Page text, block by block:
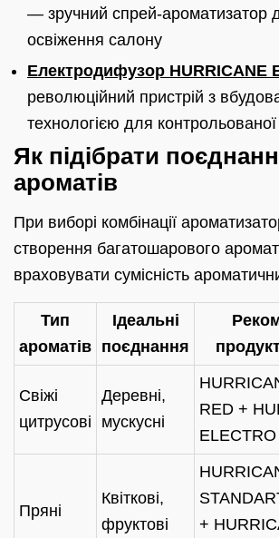
— зручний спрей-ароматизатор
освіження салону
Електродифузор HURRICANE
революційний пристрій з
технологією для контрольованої
Як підібрати
ароматів
При виборі комбінації
створення багатошарового
враховувати сумісність
Тип
ароматів
Ідеальні
поєднання
Свіжі
цитрусові
Деревні,
мускусні
RED +
Пряні
Квіткові,
фруктові
+